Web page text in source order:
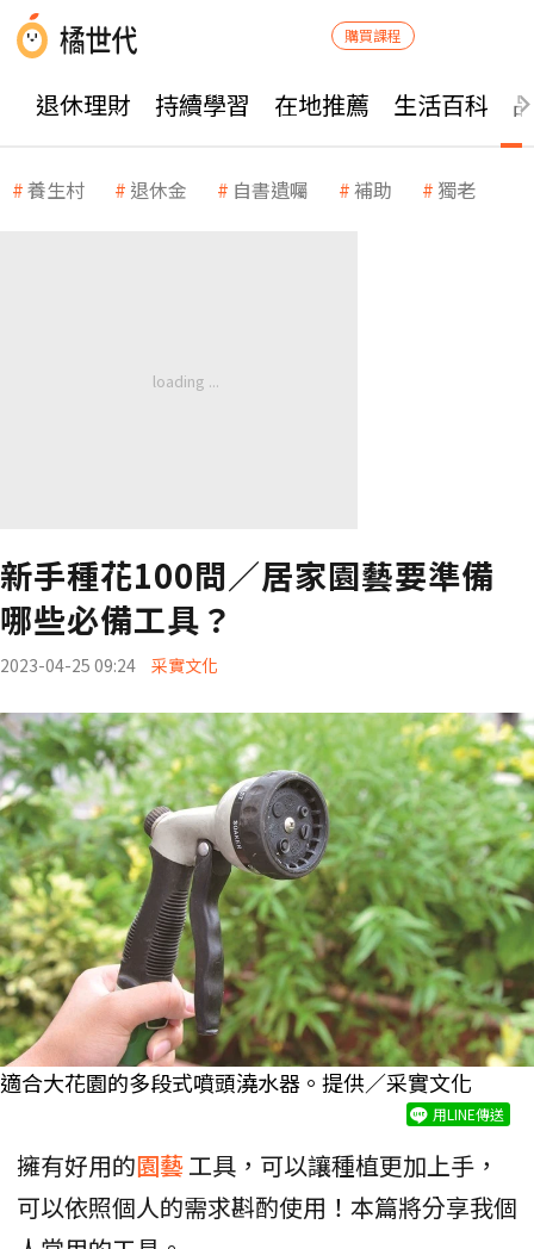
購買課程
退休理財 持續學習 在地推薦 生活百科
養生村 退休金 自書遺囑 補助 獨老
新手種花100問／居家園藝要準備
哪些必備工具？
2023-04-25 09:24 采實文化
適合大花園的多段式噴頭澆水器。提供／采實文化
用LINE傳送
擁有好用的園藝工具，可以讓種植更加上手，
可以依照個人的需求斟酌使用！本篇將分享我個